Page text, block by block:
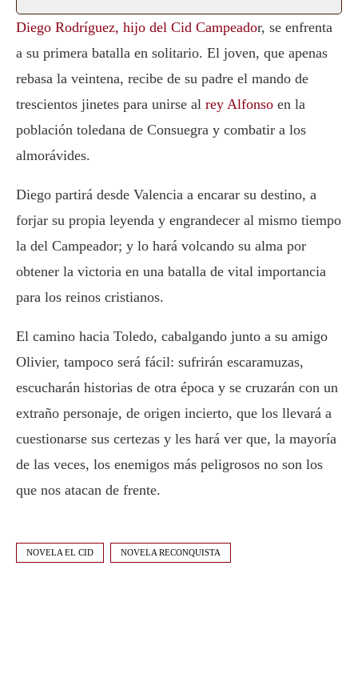
Diego Rodríguez, hijo del Cid Campeador, se enfrenta
a su primera batalla en solitario. El joven, que apenas
rebasa la veintena, recibe de su padre el mando de
trescientos jinetes para unirse al rey Alfonso en la
población toledana de Consuegra y combatir a los
almorávides.
Diego partirá desde Valencia a encarar su destino, a
forjar su propia leyenda y engrandecer al mismo tiempo
la del Campeador; y lo hará volcando su alma por
obtener la victoria en una batalla de vital importancia
para los reinos cristianos.
El camino hacia Toledo, cabalgando junto a su amigo
Olivier, tampoco será fácil: sufrirán escaramuzas,
escucharán historias de otra época y se cruzarán con un
extraño personaje, de origen incierto, que los llevará a
cuestionarse sus certezas y les hará ver que, la mayoría
de las veces, los enemigos más peligrosos no son los
que nos atacan de frente.
NOVELA EL CID NOVELA RECONQUISTA